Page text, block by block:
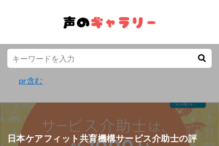
pr含む
日本ケアフィット共育機構サービス介助士の評